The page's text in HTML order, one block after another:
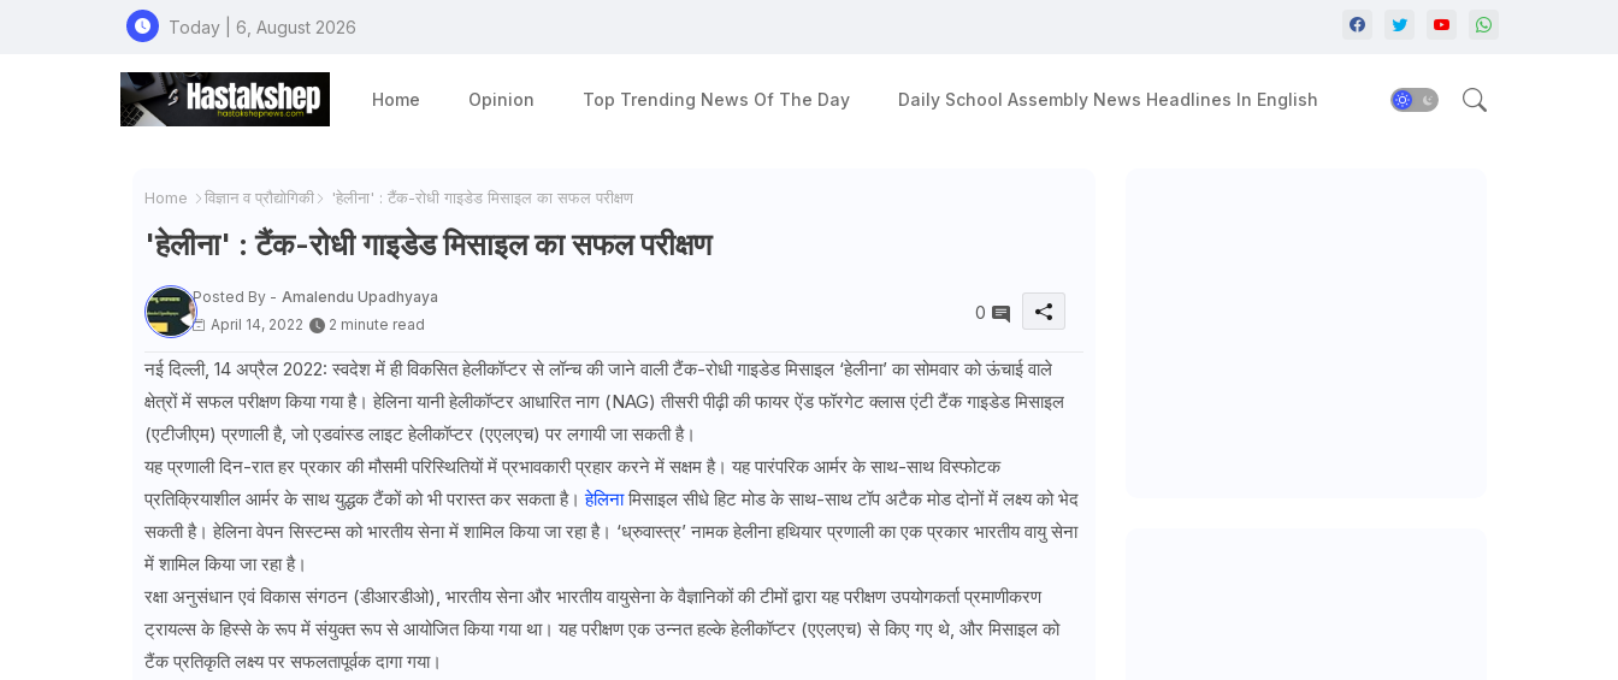
Today | 6, August 2026
Home Opinion Top Trending News Of The Day Daily School Assembly News Headlines In English
Home विज्ञान व प्रौद्योगिकी 'हेलीना' : टैंक-रोधी गाइडेड मिसाइल का सफल परीक्षण
'हेलीना' : टैंक-रोधी गाइडेड मिसाइल का सफल परीक्षण
Posted By - Amalendu Upadhyaya
April 14, 2022
2 minute read
0
नई दिल्ली, 14 अप्रैल 2022: स्वदेश में ही विकसित हेलीकॉप्टर से लॉन्च की जाने वाली टैंक-रोधी गाइडेड मिसाइल ‘हेलीना’ का सोमवार को ऊंचाई वाले
क्षेत्रों में सफल परीक्षण किया गया है। हेलिना यानी हेलीकॉप्टर आधारित नाग (NAG) तीसरी पीढ़ी की फायर ऐंड फॉरगेट क्लास एंटी टैंक गाइडेड मिसाइल
(एटीजीएम) प्रणाली है, जो एडवांस्ड लाइट हेलीकॉप्टर (एएलएच) पर लगायी जा सकती है।
यह प्रणाली दिन-रात हर प्रकार की मौसमी परिस्थितियों में प्रभावकारी प्रहार करने में सक्षम है। यह पारंपरिक आर्मर के साथ-साथ विस्फोटक
प्रतिक्रियाशील आर्मर के साथ युद्धक टैंकों को भी परास्त कर सकता है।हेलिनामिसाइल सीधे हिट मोड के साथ-साथ टॉप अटैक मोड दोनों में लक्ष्य को भेद
सकती है। हेलिना वेपन सिस्टम्स को भारतीय सेना में शामिल किया जा रहा है। ‘ध्रुवास्त्र’ नामक हेलीना हथियार प्रणाली का एक प्रकार भारतीय वायु सेना
में शामिल किया जा रहा है।
रक्षा अनुसंधान एवं विकास संगठन (डीआरडीओ), भारतीय सेना और भारतीय वायुसेना के वैज्ञानिकों की टीमों द्वारा यह परीक्षण उपयोगकर्ता प्रमाणीकरण
ट्रायल्स के हिस्से के रूप में संयुक्त रूप से आयोजित किया गया था। यह परीक्षण एक उन्नत हल्के हेलीकॉप्टर (एएलएच) से किए गए थे, और मिसाइल को
टैंक प्रतिकृति लक्ष्य पर सफलतापूर्वक दागा गया।